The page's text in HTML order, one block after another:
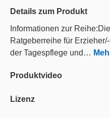
Details zum Produkt
Informationen zur
Ratgeberreihe für
der Tagespflege und…
Produktvideo
Lizenz